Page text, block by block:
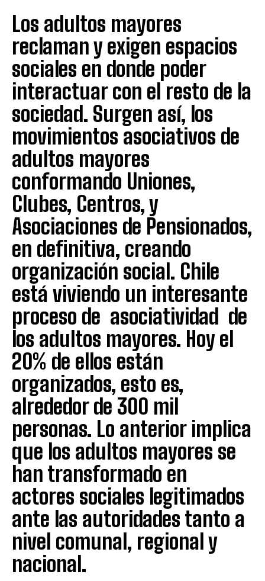
Los adultos mayores
reclaman y exigen espacios
sociales en donde poder
interactuar con el resto de la
sociedad. Surgen así, los
movimientos asociativos de
adultos mayores
conformando Uniones,
Clubes, Centros, y
Asociaciones de Pensionados,
en definitiva, creando
organización social. Chile
está viviendo un interesante
proceso de asociatividad de
los adultos mayores. Hoy el
20% de ellos están
organizados, esto es,
alrededor de 300 mil
personas. Lo anterior implica
que los adultos mayores se
han transformado en
actores sociales legitimados
ante las autoridades tanto a
nivel comunal, regional y
nacional.